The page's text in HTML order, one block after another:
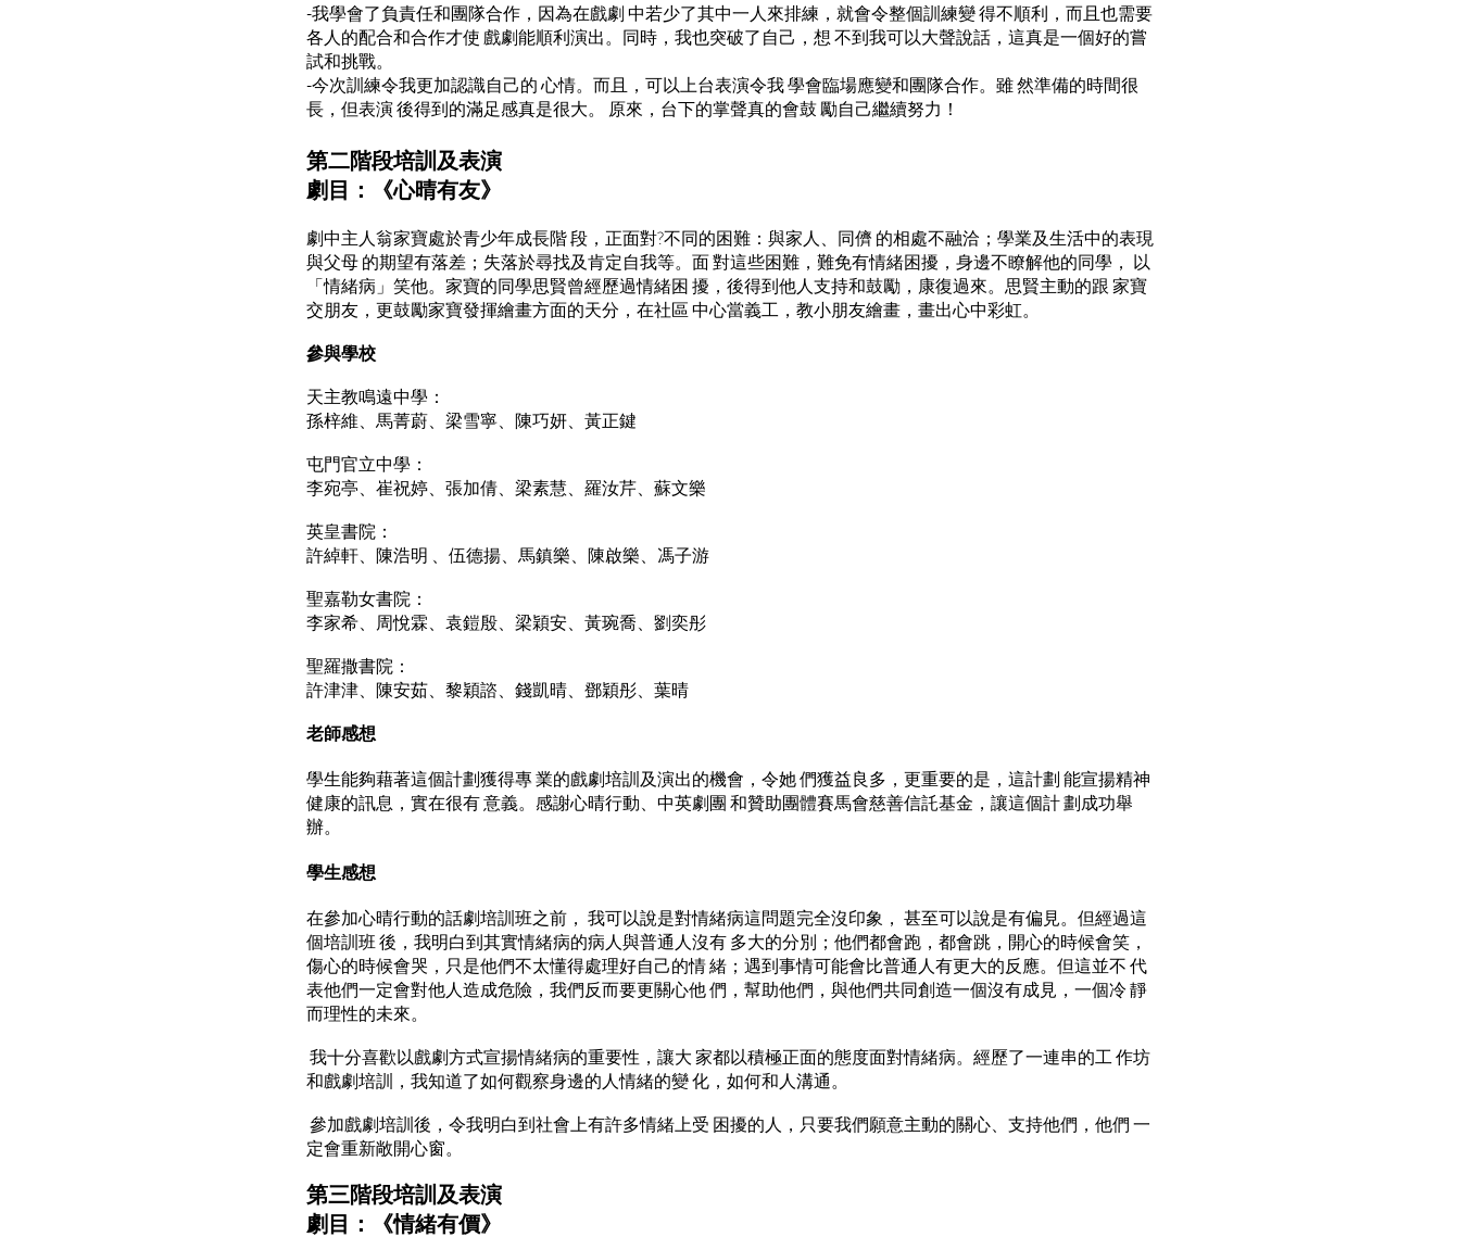
-我學會了負責任和團隊合作，因為在戲劇 中若少了其中一人來排練，就會令整個訓練變 得不順利，而且也需要
各人的配合和合作才使 戲劇能順利演出。同時，我也突破了自己，想 不到我可以大聲說話，這真是一個好的嘗
試和挑戰。
-今次訓練令我更加認識自己的 心情。而且，可以上台表演令我 學會臨場應變和團隊合作。雖 然準備的時間很
長，但表演 後得到的滿足感真是很大。 原來，台下的掌聲真的會鼓 勵自己繼續努力！
第二階段培訓及表演
劇目：《心晴有友》
劇中主人翁家寶處於青少年成長階 段，正面對?不同的困難：與家人、同儕 的相處不融洽；學業及生活中的表現
與父母 的期望有落差；失落於尋找及肯定自我等。面 對這些困難，難免有情緒困擾，身邊不瞭解他的同學， 以
「情緒病」笑他。家寶的同學思賢曾經歷過情緒困 擾，後得到他人支持和鼓勵，康復過來。思賢主動的跟 家寶
交朋友，更鼓勵家寶發揮繪畫方面的天分，在社區 中心當義工，教小朋友繪畫，畫出心中彩虹。
參與學校
天主教鳴遠中學：
孫梓維、馬菁蔚、梁雪寧、陳巧妍、黃正鍵
屯門官立中學：
李宛亭、崔祝婷、張加倩、梁素慧、羅汝芹、蘇文樂
英皇書院：
許綽軒、陳浩明 、伍德揚、馬鎮樂、陳啟樂、馮子游
聖嘉勒女書院：
李家希、周悅霖、袁鎧殷、梁穎安、黃琬喬、劉奕彤
聖羅撒書院：
許津津、陳安茹、黎穎諮、錢凱晴、鄧穎彤、葉晴
老師感想
學生能夠藉著這個計劃獲得專 業的戲劇培訓及演出的機會，令她 們獲益良多，更重要的是，這計劃 能宣揚精神
健康的訊息，實在很有 意義。感謝心晴行動、中英劇團 和贊助團體賽馬會慈善信託基金，讓這個計 劃成功舉
辦。
學生感想
在參加心晴行動的話劇培訓班之前， 我可以說是對情緒病這問題完全沒印象， 甚至可以說是有偏見。但經過這
個培訓班 後，我明白到其實情緒病的病人與普通人沒有 多大的分別；他們都會跑，都會跳，開心的時候會笑，
傷心的時候會哭，只是他們不太懂得處理好自己的情 緒；遇到事情可能會比普通人有更大的反應。但這並不 代
表他們一定會對他人造成危險，我們反而要更關心他 們，幫助他們，與他們共同創造一個沒有成見，一個冷 靜
而理性的未來。
我十分喜歡以戲劇方式宣揚情緒病的重要性，讓大 家都以積極正面的態度面對情緒病。經歷了一連串的工 作坊
和戲劇培訓，我知道了如何觀察身邊的人情緒的變 化，如何和人溝通。
參加戲劇培訓後，令我明白到社會上有許多情緒上受 困擾的人，只要我們願意主動的關心、支持他們，他們 一
定會重新敞開心窗。
第三階段培訓及表演
劇目：《情緒有價》